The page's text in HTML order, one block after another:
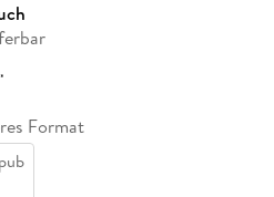
*
Format